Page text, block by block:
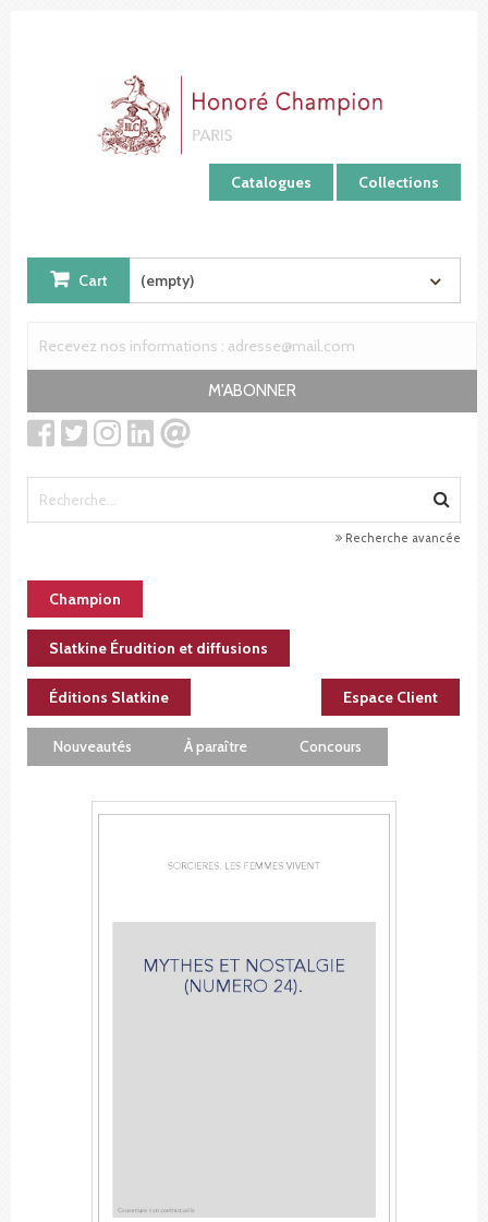
Catalogues Collections
Cart (empty)
M'ABONNER
Recherche avancée
Champion
Slatkine Érudition et diffusions
Éditions Slatkine Espace Client
Nouveautés À paraître Concours